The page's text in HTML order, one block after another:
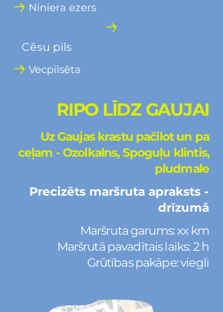
Niniera ezers
Cēsu pils
Vecpilsēta
RIPO LĪDZ GAUJAI
Uz Gaujas krastu pačilot un pa
ceļam - Ozolkalns, Spoguļu klintis,
pludmale
Precizēts maršruta apraksts -
drīzumā
Maršruta garums: xx km
Maršrutā pavadītais laiks: 2 h
Grūtības pakāpe: viegli